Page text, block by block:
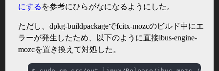
にする を参考にひらがなになるようにした。
ただし、dpkg-buildpackageでfcitx-mozcのビルド中にエ
ラーが発生したため、以下のように直接ibus-engine-
mozcを置き換えて対処した。